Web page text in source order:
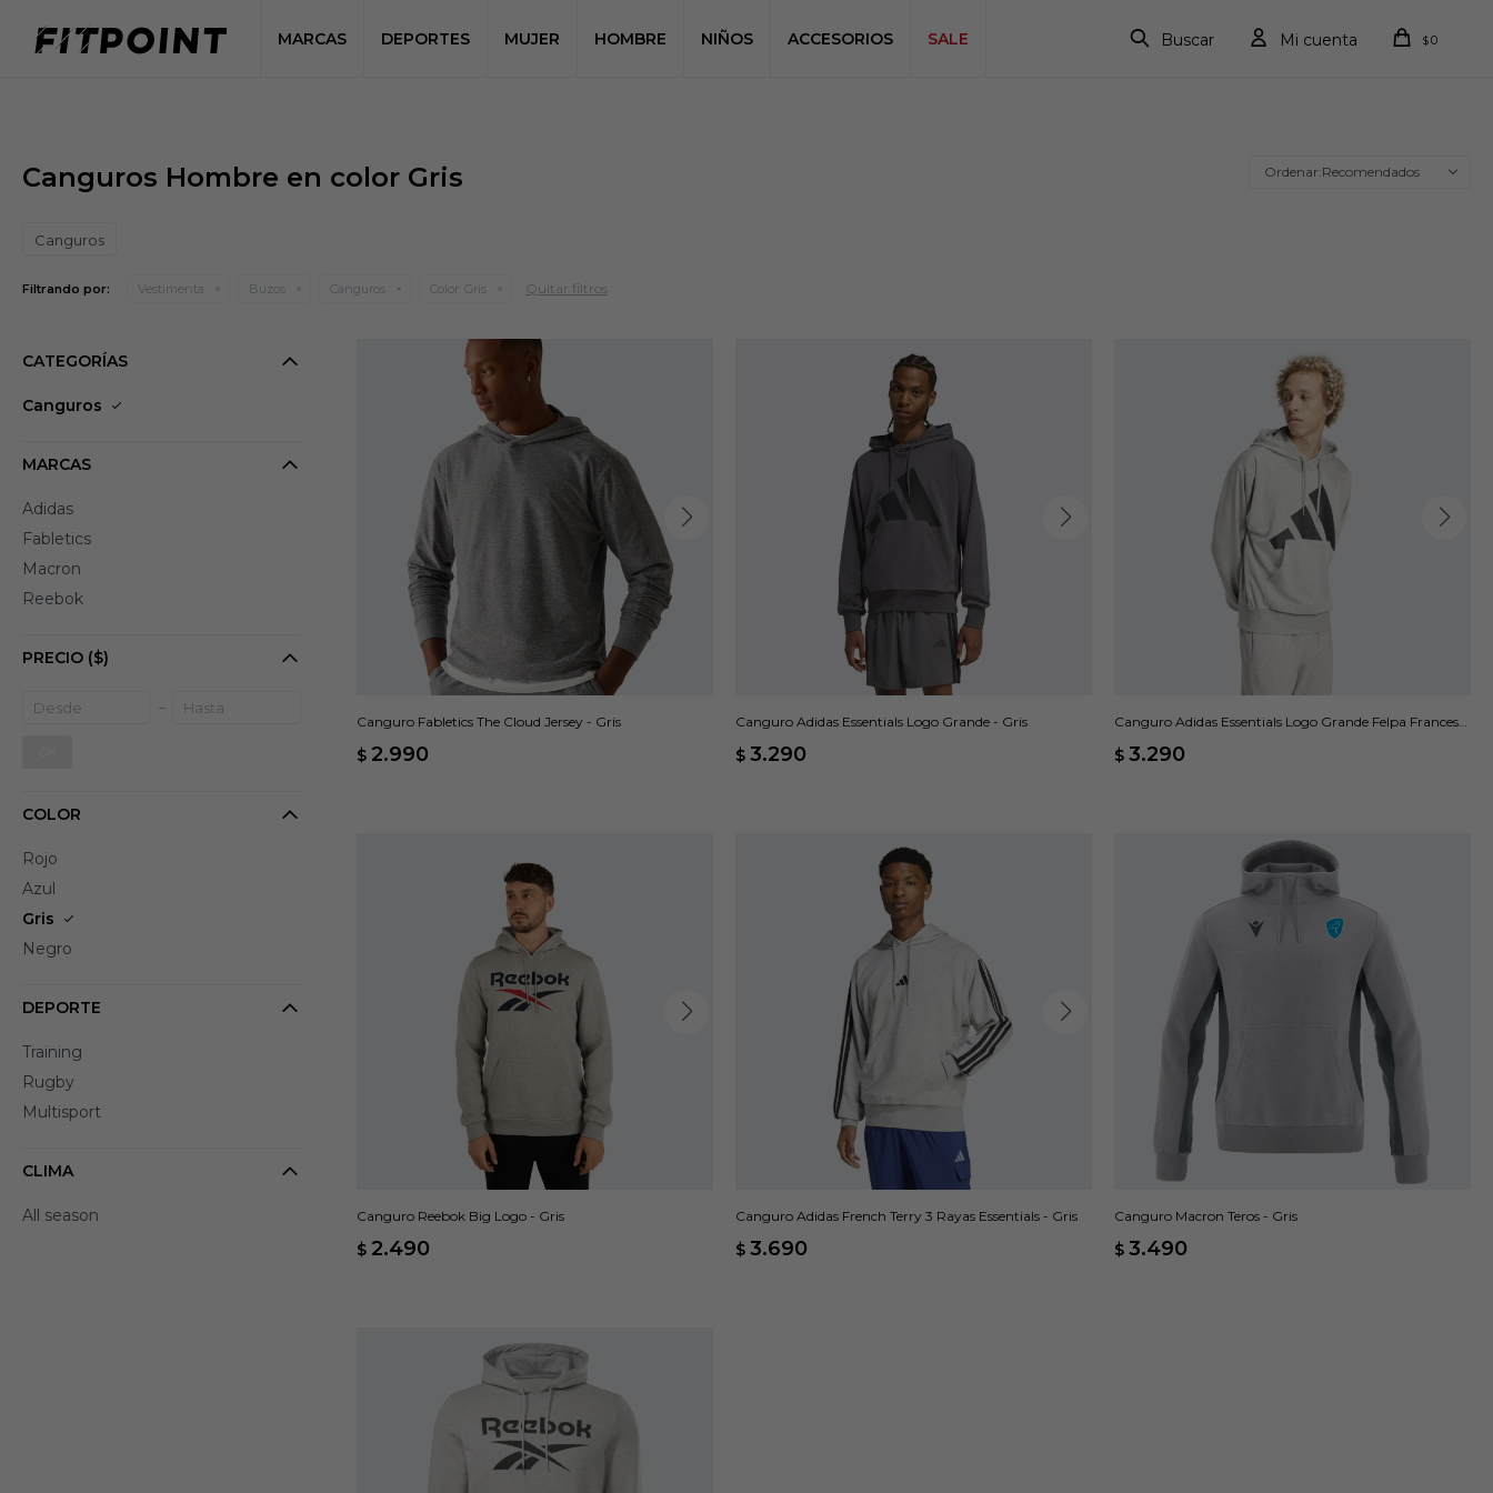
MARCAS DEPORTES MUJER HOMBRE NIÑOS ACCESORIOS SALE $0
Canguros Hombre en color Gris Recomendados
Canguros
Filtrando por: Vestimenta Buzos Canguros Color: Gris Quitar filtros
Canguro Fabletics The Cloud Jersey - Gris
$ 2.990
Canguro Adidas Essentials Logo Grande - Gris
$ 3.290
Canguro Adidas Essentials Logo Grande Felpa Francesa
$ 3.290
Canguro Reebok Big Logo - Gris
$ 2.490
Canguro Adidas French Terry 3 Rayas Essentials - Gris
$ 3.690
Canguro Macron Teros - Gris
$ 3.490
CATEGORÍAS
Canguros
MARCAS
Adidas
Fabletics
Macron
Reebok
PRECIO ($)
COLOR
Rojo
Azul
Gris
Negro
DEPORTE
Training
Rugby
Multisport
CLIMA
All season